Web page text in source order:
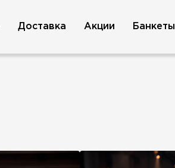
Доставка Акции Банкеты